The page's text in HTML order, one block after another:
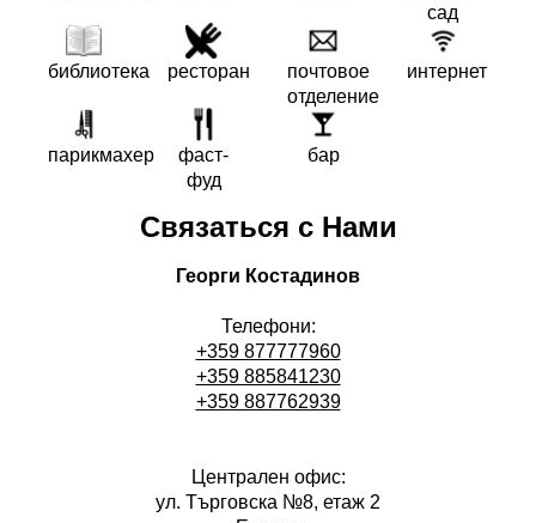
сад
библиотека ресторан
почтовое
отделение
интернет
парикмахер
фаст-
фуд
бар
Связаться с Нами
Георги Костадинов
Телефони:
+359 877777960
+359 885841230
+359 887762939
Централен офис:
ул. Търговска №8, етаж 2